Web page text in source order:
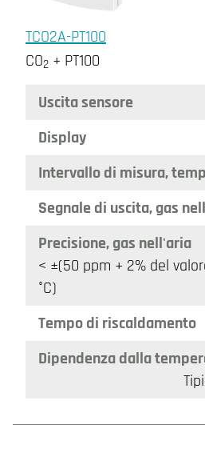
TCO2A-PT100
CO2 + PT100
Uscita sensore
Display
Intervallo di misura, temp
Segnale di uscita, gas
Precisione, gas nell'aria
< ±(50 ppm + 2% del
°C)
Tempo di riscaldamento
Dipendenza dalla